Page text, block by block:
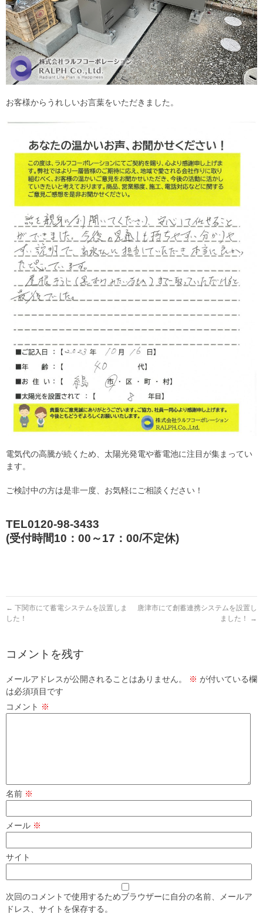
お客様からうれしいお言葉をいただきました。
電気代の高騰が続くため、太陽光発電や蓄電池に注目が集まってい
ます。
ご検討中の方は是非一度、お気軽にご相談ください！
TEL0120-98-3433
(受付時間10：00～17：00/不定休)
← 下関市にて蓄電システムを設置しま
した！
唐津市にて創蓄連携システムを設置し
ました！
→
コメントを残す
メールアドレスが公開されることはありません。 ※ が付いている欄
は必須項目です
コメント ※
名前 ※
メール ※
サイト
次回のコメントで使用するためブラウザーに自分の名前、メールア
ドレス、サイトを保存する。